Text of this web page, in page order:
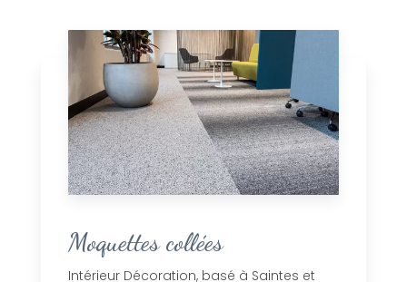
Moquettes collées
Intérieur Décoration, basé à Saintes et